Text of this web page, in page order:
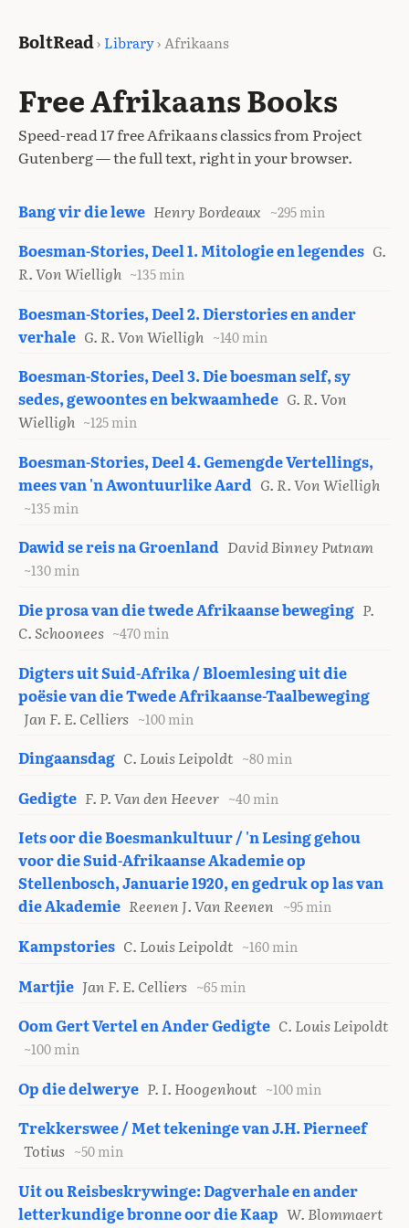
BoltRead› Library› Afrikaans
Free Afrikaans Books
Speed-read 17 free Afrikaans classics from Project
Gutenberg — the full text, right in your browser.
Bang vir die lewe Henry Bordeaux ~295 min
Boesman-Stories, Deel 1. Mitologie en legendes G.
R. Von Wielligh ~135 min
Boesman-Stories, Deel 2. Dierstories en ander
verhale G. R. Von Wielligh ~140 min
Boesman-Stories, Deel 3. Die boesman self, sy
sedes, gewoontes en bekwaamhede G. R. Von
Wielligh ~125 min
Boesman-Stories, Deel 4. Gemengde Vertellings,
mees van 'n Awontuurlike Aard G. R. Von Wielligh
~135 min
Dawid se reis na Groenland David Binney Putnam
~130 min
Die prosa van die twede Afrikaanse beweging P.
C. Schoonees ~470 min
Digters uit Suid-Afrika / Bloemlesing uit die
poësie van die Twede Afrikaanse-Taalbeweging
Jan F. E. Celliers ~100 min
Dingaansdag C. Louis Leipoldt ~80 min
Gedigte F. P. Van den Heever ~40 min
Iets oor die Boesmankultuur / 'n Lesing gehou
voor die Suid-Afrikaanse Akademie op
Stellenbosch, Januarie 1920, en gedruk op las van
die Akademie Reenen J. Van Reenen ~95 min
Kampstories C. Louis Leipoldt ~160 min
Martjie Jan F. E. Celliers ~65 min
Oom Gert Vertel en Ander Gedigte C. Louis Leipoldt
~100 min
Op die delwerye P. I. Hoogenhout ~100 min
Trekkerswee / Met tekeninge van J.H. Pierneef
Totius ~50 min
Uit ou Reisbeskrywinge: Dagverhale en ander
letterkundige bronne oor die Kaap W. Blommaert